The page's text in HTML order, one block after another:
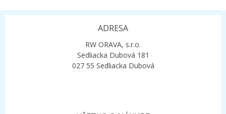
ADRESA
RW ORAVA, s.r.o.
Sedliacka Dubová 181
027 55 Sedliacka Dubová